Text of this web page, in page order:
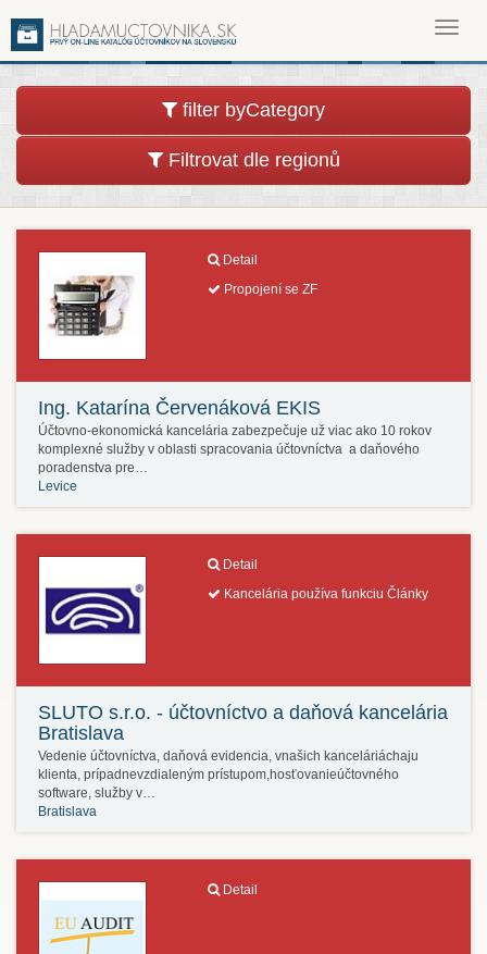
filter byCategory
Filtrovat dle regionů
Detail
Propojení se ZF
Ing. Katarína Červenáková EKIS
Účtovno-ekonomická kancelária zabezpečuje už viac ako 10 rokov
komplexné služby v oblasti spracovania účtovníctva a daňového
poradenstva pre…
Levice
Detail
Kancelária používa funkciu Články
SLUTO s.r.o. - účtovníctvo a daňová kancelária
Bratislava
Vedenie účtovníctva, daňová evidencia, vnašich kanceláriáchaju
klienta, prípadnevzdialeným prístupom,hosťovanieúčtovného
software, služby v…
Bratislava
Detail